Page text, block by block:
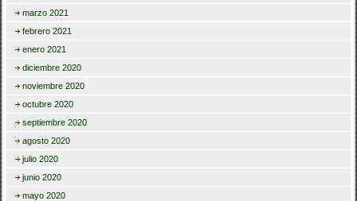
marzo 2021
febrero 2021
enero 2021
diciembre 2020
noviembre 2020
octubre 2020
septiembre 2020
agosto 2020
julio 2020
junio 2020
mayo 2020